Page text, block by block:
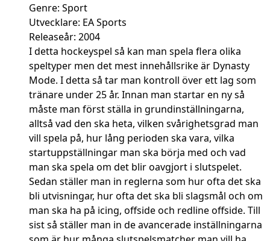
Genre: Sport
Utvecklare: EA Sports
Releaseår: 2004
I detta hockeyspel så kan man spela flera olika
speltyper men det mest innehållsrike är Dynasty
Mode. I detta så tar man kontroll över ett lag som
tränare under 25 år. Innan man startar en ny så
måste man först ställa in grundinställningarna,
alltså vad den ska heta, vilken svårighetsgrad man
vill spela på, hur lång perioden ska vara, vilka
startuppställningar man ska börja med och vad
man ska spela om det blir oavgjort i slutspelet.
Sedan ställer man in reglerna som hur ofta det ska
bli utvisningar, hur ofta det ska bli slagsmål och om
man ska ha på icing, offside och redline offside. Till
sist så ställer man in de avancerade inställningarna